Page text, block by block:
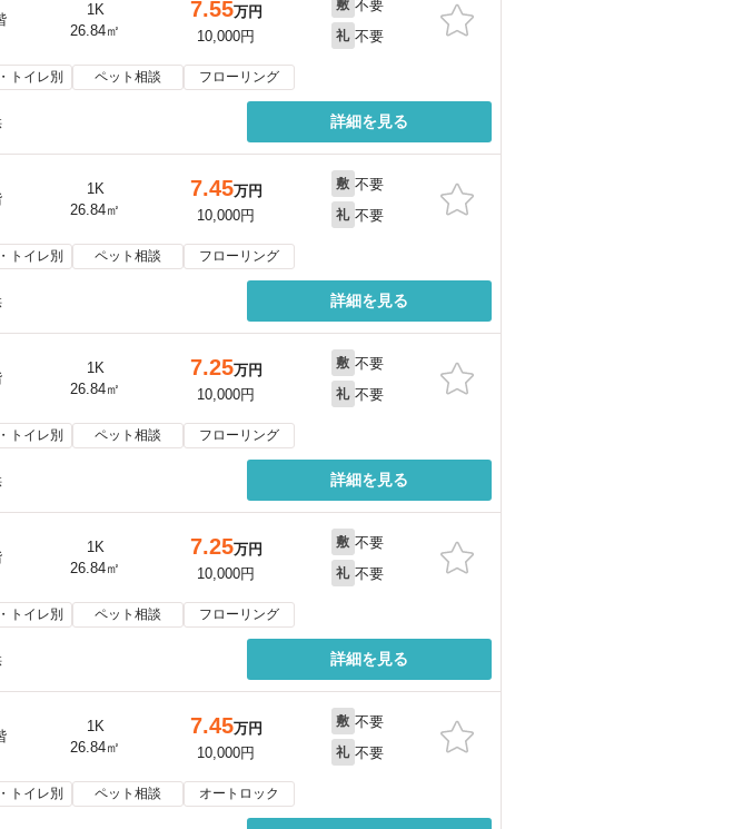
1K
26.84㎡
7.55万円
10,000円
敷 不要
礼 不要
トイレ別 ペット相談 フローリング
詳細を見る
1K
26.84㎡
7.45万円
10,000円
敷 不要
礼 不要
トイレ別 ペット相談 フローリング
詳細を見る
1K
26.84㎡
7.25万円
10,000円
敷 不要
礼 不要
トイレ別 ペット相談 フローリング
詳細を見る
1K
26.84㎡
7.25万円
10,000円
敷 不要
礼 不要
トイレ別 ペット相談 フローリング
詳細を見る
1K
26.84㎡
7.45万円
10,000円
敷 不要
礼 不要
トイレ別 ペット相談 オートロック